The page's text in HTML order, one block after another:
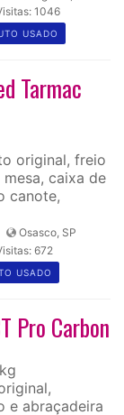
1046
USADO
Tarmac
original, freio
caixa de
canote,
Osasco, SP
672
USADO
Pro Carbon
e abraçadeira